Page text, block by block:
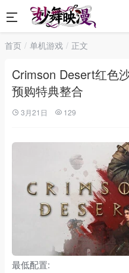
首页 单机游戏 正文
Crimson Desert红色
预购特典整合
3月21日 129
最低配置: